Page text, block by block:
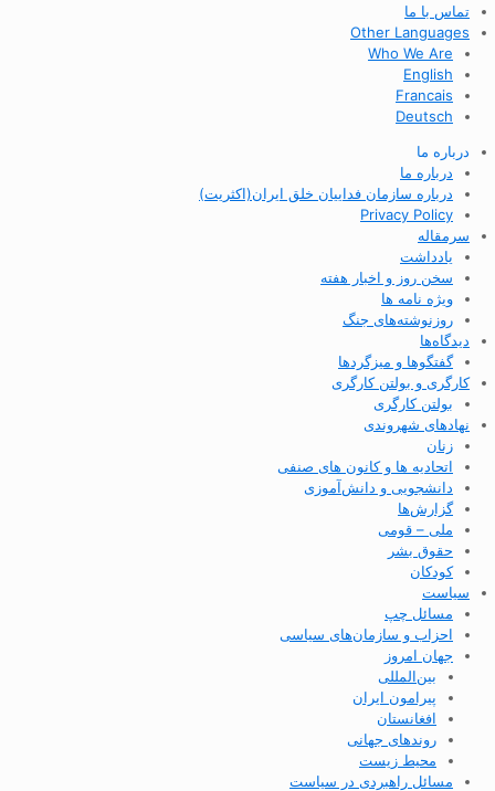
تماس با ما
Other Languages
Who We Are
English
Francais
Deutsch
درباره ما
درباره ما
درباره سازمان فداییان خلق ایران(اکثریت)
Privacy Policy
سرمقاله
یادداشت
سخن روز و اخبار هفته
ویژه نامه ها
روزنوشته‌های جنگ
دیدگاه‌ها
گفتگوها و میزگردها
کارگری و بولتن کارگری
بولتن کارگری
نهادهای شهروندی
زنان
اتحادیه ها و کانون های صنفی
دانشجویی و دانش‌آموزی
گزارش‌ها
ملی – قومی
حقوق بشر
کودکان
سیاست
مسائل چپ
احزاب و سازمان‌های سیاسی
جهان امروز
بین‌المللی
پیرامون ایران
افغانستان
روندهای جهانی
محیط زیست
مسائل راهبردی در سیاست